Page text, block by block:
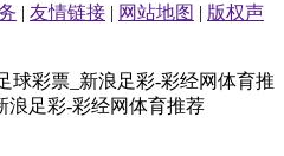
| 友情链接 | 网站地图 | 版权声
球彩票_新浪足彩-彩经网体育推
浪足彩-彩经网体育推荐